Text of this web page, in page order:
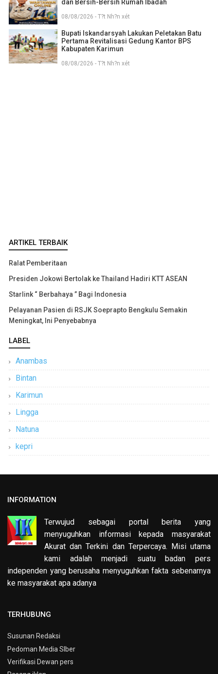
dan Bersih-Bersih Rumah Ibadah
08/08/2026 - T?t Nh?n xét
Bupati Iskandarsyah Lakukan Peletakan Batu
Pertama Revitalisasi Gedung Kantor BPS
Kabupaten Karimun
08/08/2026 - T?t Nh?n xét
ARTIKEL TERBAIK
Ralat Pemberitaan
Presiden Jokowi Bertolak ke Thailand Hadiri KTT ASEAN
Starlink “ Berbahaya ” Bagi Indonesia
Pelayanan Pasien di RSJK Soeprapto Bengkulu Semakin
Meningkat, Ini Penyebabnya
LABEL
Anambas
Bintan
Karimun
Lingga
Natuna
kepri
INFORMATION
Terwujud sebagai portal berita yang
menyuguhkan informasi kepada masyarakat
Akurat dan Terkini dan Terpercaya. Misi utama
kami adalah menjadi suatu badan pers
independen yang berusaha menyuguhkan fakta sebenarnya
ke masyarakat apa adanya
TERHUBUNG
Susunan Redaksi
Pedoman Media SIber
Verifikasi Dewan pers